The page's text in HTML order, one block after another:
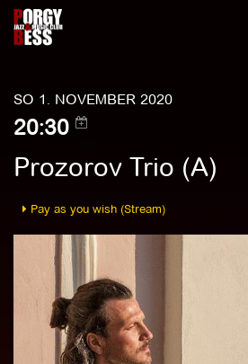
SO 1. NOVEMBER 2020
20:30
Prozorov Trio (A)
Pay as you wish (Stream)